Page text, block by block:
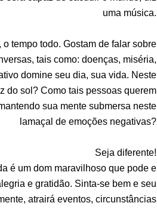
uma música.
tempo todo. Gostam de falar sobre
tais como: doenças, miséria,
domine seu dia, sua vida. Neste
do sol? Como tais pessoas querem
sua mente submersa neste
lamaçal de emoções negativas?
Seja diferente!
é um dom maravilhoso que pode e
e gratidão. Sinta-se bem e seu
atrairá eventos, circunstâncias